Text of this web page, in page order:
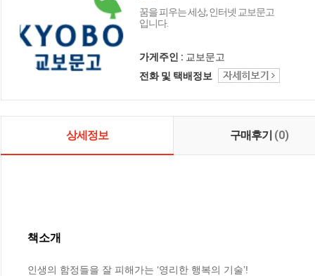
꿈을 피우는 세상, 인터넷 교보문고
입니다.
가게주인 : 교보문고
전화 및 택배정보
상세정보 구매후기 (0)
책소개
인생의 함정들을 잘 피해가는 ‘영리한 행복의 기술’!